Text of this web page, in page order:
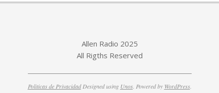
Allen Radio 2025
All Rigths Reserved
Politicas de PrivacidadDesigned using Unos. Powered by WordPress.